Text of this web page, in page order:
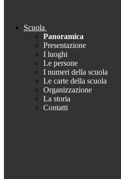
Scuola
Panoramica
Presentazione
I luoghi
Le persone
I numeri della scuola
Le carte della scuola
Organizzazione
La storia
Contatti